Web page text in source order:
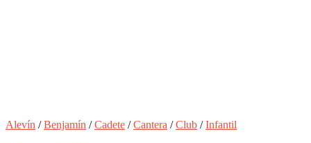
Alevín /Benjamín /Cadete /Cantera /Club /Infantil